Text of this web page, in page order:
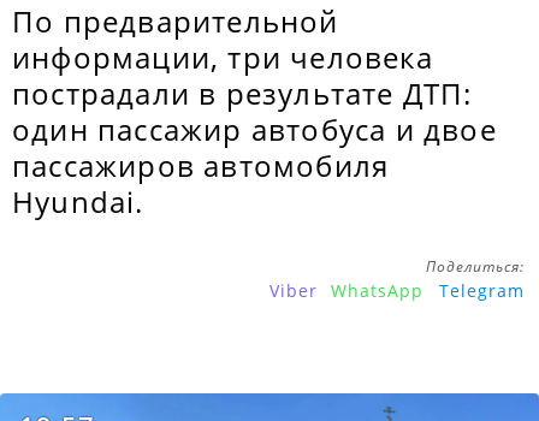
По предварительной
информации, три человека
пострадали в результате ДТП:
один пассажир автобуса и двое
пассажиров автомобиля
Hyundai.
Поделиться:
Viber WhatsApp Telegram